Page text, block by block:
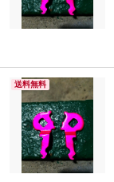
送料無料